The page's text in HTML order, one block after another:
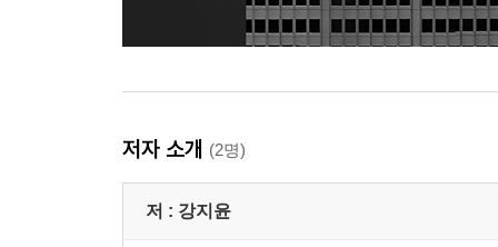
저자 소개 (2명)
저 : 강지윤